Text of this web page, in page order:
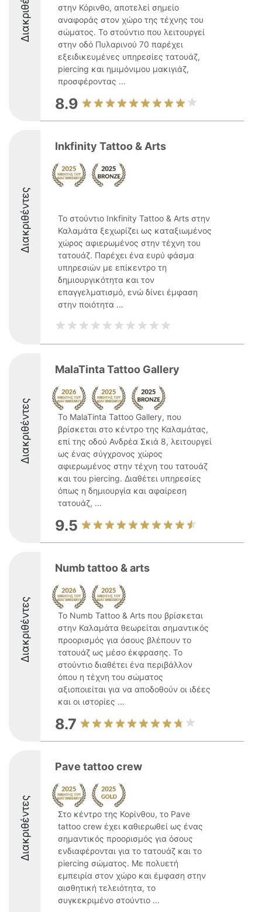
στην Κόρινθο, αποτελεί σημείο
αναφοράς στον χώρο της τέχνης του
σώματος. Το στούντιο που λειτουργεί
στην οδό Πυλαρινού 70 παρέχει
εξειδικευμένες υπηρεσίες τατουάζ,
piercing και ημιμόνιμου μακιγιάζ,
προσφέροντας ...
8.9
Διακριθέντες
Inkfinity Tattoo & Arts
Το στούντιο Inkfinity Tattoo & Arts στην
Καλαμάτα ξεχωρίζει ως καταξιωμένος
χώρος αφιερωμένος στην τέχνη του
τατουάζ. Παρέχει ένα ευρύ φάσμα
υπηρεσιών με επίκεντρο τη
δημιουργικότητα και τον
επαγγελματισμό, ενώ δίνει έμφαση
στην ποιότητα ...
Διακριθέντες
MalaTinta Tattoo Gallery
Το MalaTinta Tattoo Gallery, που
βρίσκεται στο κέντρο της Καλαμάτας,
επί της οδού Ανδρέα Σκιά 8, λειτουργεί
ως ένας σύγχρονος χώρος
αφιερωμένος στην τέχνη του τατουάζ
και του piercing. Διαθέτει υπηρεσίες
όπως η δημιουργία και αφαίρεση
τατουάζ, ...
9.5
Διακριθέντες
Numb tattoo & arts
Το Numb Tattoo & Arts που βρίσκεται
στην Καλαμάτα θεωρείται σημαντικός
προορισμός για όσους βλέπουν το
τατουάζ ως μέσο έκφρασης. Το
στούντιο διαθέτει ένα περιβάλλον
όπου η τέχνη του σώματος
αξιοποιείται για να αποδοθούν οι ιδέες
και οι ιστορίες ...
8.7
Διακριθέντες
Pave tattoo crew
Στο κέντρο της Κορίνθου, το Pave
tattoo crew έχει καθιερωθεί ως ένας
σημαντικός προορισμός για όσους
ενδιαφέρονται για το τατουάζ και το
piercing σώματος. Με πολυετή
εμπειρία στον χώρο και έμφαση στην
αισθητική τελειότητα, το
συγκεκριμένο στούντιο ...